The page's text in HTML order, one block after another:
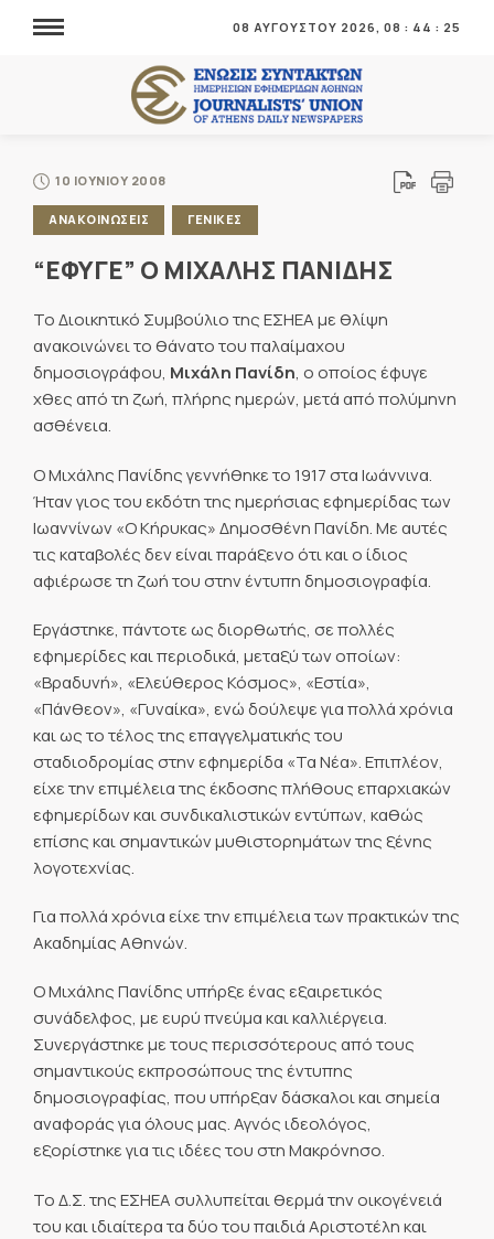
08 ΑΥΓΟΥΣΤΟΥ 2026, 08 : 44 : 25
10 ΙΟΥΝΙΟΥ 2008
ΑΝΑΚΟΙΝΩΣΕΙΣ ΓΕΝΙΚΕΣ
“ΕΦΥΓΕ” Ο ΜΙΧΑΛΗΣ ΠΑΝΙΔΗΣ
Το Διοικητικό Συμβούλιο της ΕΣΗΕΑ με θλίψη
ανακοινώνει το θάνατο του παλαίμαχου
δημοσιογράφου, Μιχάλη Πανίδη, ο οποίος έφυγε
χθες από τη ζωή, πλήρης ημερών, μετά από πολύμηνη
ασθένεια.
Ο Μιχάλης Πανίδης γεννήθηκε το 1917 στα Ιωάννινα.
Ήταν γιος του εκδότη της ημερήσιας εφημερίδας των
Ιωαννίνων «Ο Κήρυκας» Δημοσθένη Πανίδη. Με αυτές
τις καταβολές δεν είναι παράξενο ότι και ο ίδιος
αφιέρωσε τη ζωή του στην έντυπη δημοσιογραφία.
Εργάστηκε, πάντοτε ως διορθωτής, σε πολλές
εφημερίδες και περιοδικά, μεταξύ των οποίων:
«Βραδυνή», «Ελεύθερος Κόσμος», «Εστία»,
«Πάνθεον», «Γυναίκα», ενώ δούλεψε για πολλά χρόνια
και ως το τέλος της επαγγελματικής του
σταδιοδρομίας στην εφημερίδα «Τα Νέα». Επιπλέον,
είχε την επιμέλεια της έκδοσης πλήθους επαρχιακών
εφημερίδων και συνδικαλιστικών εντύπων, καθώς
επίσης και σημαντικών μυθιστορημάτων της ξένης
λογοτεχνίας.
Για πολλά χρόνια είχε την επιμέλεια των πρακτικών της
Ακαδημίας Αθηνών.
Ο Μιχάλης Πανίδης υπήρξε ένας εξαιρετικός
συνάδελφος, με ευρύ πνεύμα και καλλιέργεια.
Συνεργάστηκε με τους περισσότερους από τους
σημαντικούς εκπροσώπους της έντυπης
δημοσιογραφίας, που υπήρξαν δάσκαλοι και σημεία
αναφοράς για όλους μας. Αγνός ιδεολόγος,
εξορίστηκε για τις ιδέες του στη Μακρόνησο.
Το Δ.Σ. της ΕΣΗΕΑ συλλυπείται θερμά την οικογένειά
του και ιδιαίτερα τα δύο του παιδιά Αριστοτέλη και